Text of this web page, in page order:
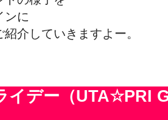
ンに
介していきますよー。
イデー（UTA☆PRI